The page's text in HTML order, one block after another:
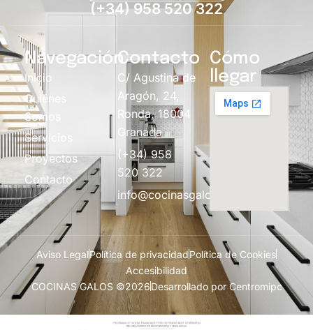
(+34) 958 520 322
Navegación
Inicio
Quiénes
Somos
Servicios
Proyectos
Contacto
Contacto
C/ Agustina de
Aragón, 24,
Ronda, 18004
Granada
(+34) 958
520 322
info@cocinasgalos.com
Cómo
llegar
Aviso LegalPolítica de privacidadPolítica de Cookies
Accesibilidad
COCINAS GALOS ©2026Desarrollado por Centromipc